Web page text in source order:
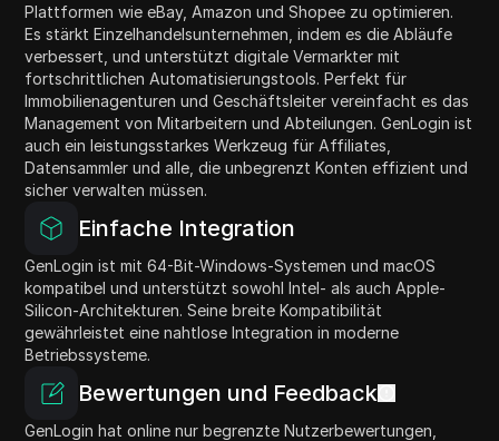
Plattformen wie eBay, Amazon und Shopee zu optimieren.
Es stärkt Einzelhandelsunternehmen, indem es die Abläufe
verbessert, und unterstützt digitale Vermarkter mit
fortschrittlichen Automatisierungstools. Perfekt für
Immobilienagenturen und Geschäftsleiter vereinfacht es das
Management von Mitarbeitern und Abteilungen. GenLogin ist
auch ein leistungsstarkes Werkzeug für Affiliates,
Datensammler und alle, die unbegrenzt Konten effizient und
sicher verwalten müssen.
Einfache Integration
GenLogin ist mit 64-Bit-Windows-Systemen und macOS
kompatibel und unterstützt sowohl Intel- als auch Apple-
Silicon-Architekturen. Seine breite Kompatibilität
gewährleistet eine nahtlose Integration in moderne
Betriebssysteme.
Bewertungen und Feedback
GenLogin hat online nur begrenzte Nutzerbewertungen,